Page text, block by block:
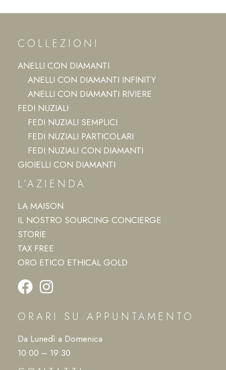
COLLEZIONI
ANELLI CON DIAMANTI
ANELLI CON DIAMANTI INFINITY
ANELLI CON DIAMANTI RIVIERE
FEDI NUZIALI
FEDI NUZIALI SEMPLICI
FEDI NUZIALI PARTICOLARI
FEDI NUZIALI CON DIAMANTI
GIOIELLI CON DIAMANTI
L’AZIENDA
LA MAISON
IL NOSTRO SOURCING CONCIERGE
STORIE
TAX FREE
ORO ETICO ETHICAL GOLD
ORARI SU APPUNTAMENTO
Da Lunedì a Domenica
10:00 – 19:30